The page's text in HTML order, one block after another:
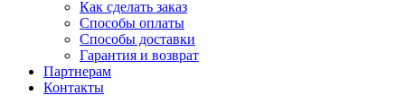
Как сделать заказ
Способы оплаты
Способы доставки
Гарантия и возврат
Партнерам
Контакты